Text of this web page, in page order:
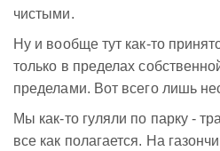
чистыми.
Ну и вообще тут как-то
только в пределах
пределами. Вот всего лишь
Мы как-то гуляли по парку -
все как полагается. На